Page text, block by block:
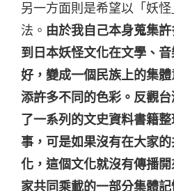
另一方面則是希望以「妖
法。 由於我自己本身蒐集
到日本妖怪文化在文學、
好，變成一個民族上的集
添許多不同的色彩。反觀
了一系列的文史資料書籍
事，可是如果沒有在大家
化，這個文化就沒有傳播
家共同乘載的一部分集體記